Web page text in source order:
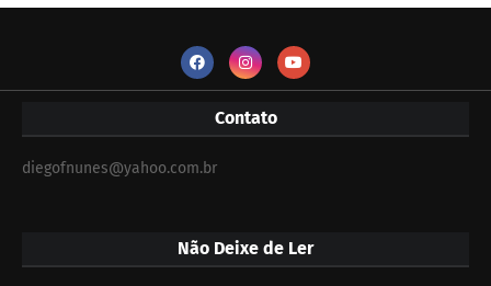
Contato
diegofnunes@yahoo.com.br
Não Deixe de Ler